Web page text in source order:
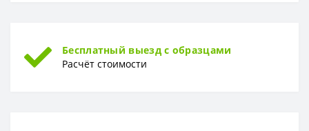
Бесплатный выезд с образцами
Расчёт стоимости